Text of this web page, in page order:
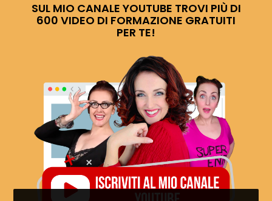
SUL MIO CANALE YOUTUBE TROVI PIÙ DI
600 VIDEO DI FORMAZIONE GRATUITI
PER TE!